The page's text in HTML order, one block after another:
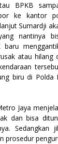
BPKB
ke kantor
Sumardji
nantinya
atau hilang
biru di Polda
Jaya
dan bisa
Sedangkan
prosedur